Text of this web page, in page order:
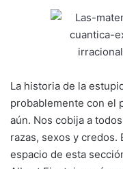
La historia de la
probablemente con el
aún. Nos cobija a
razas, sexos y credos.
espacio de esta